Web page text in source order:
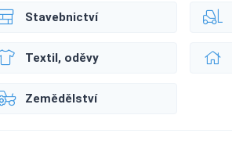
Stavebnictví
Textil, oděvy
Zemědělství